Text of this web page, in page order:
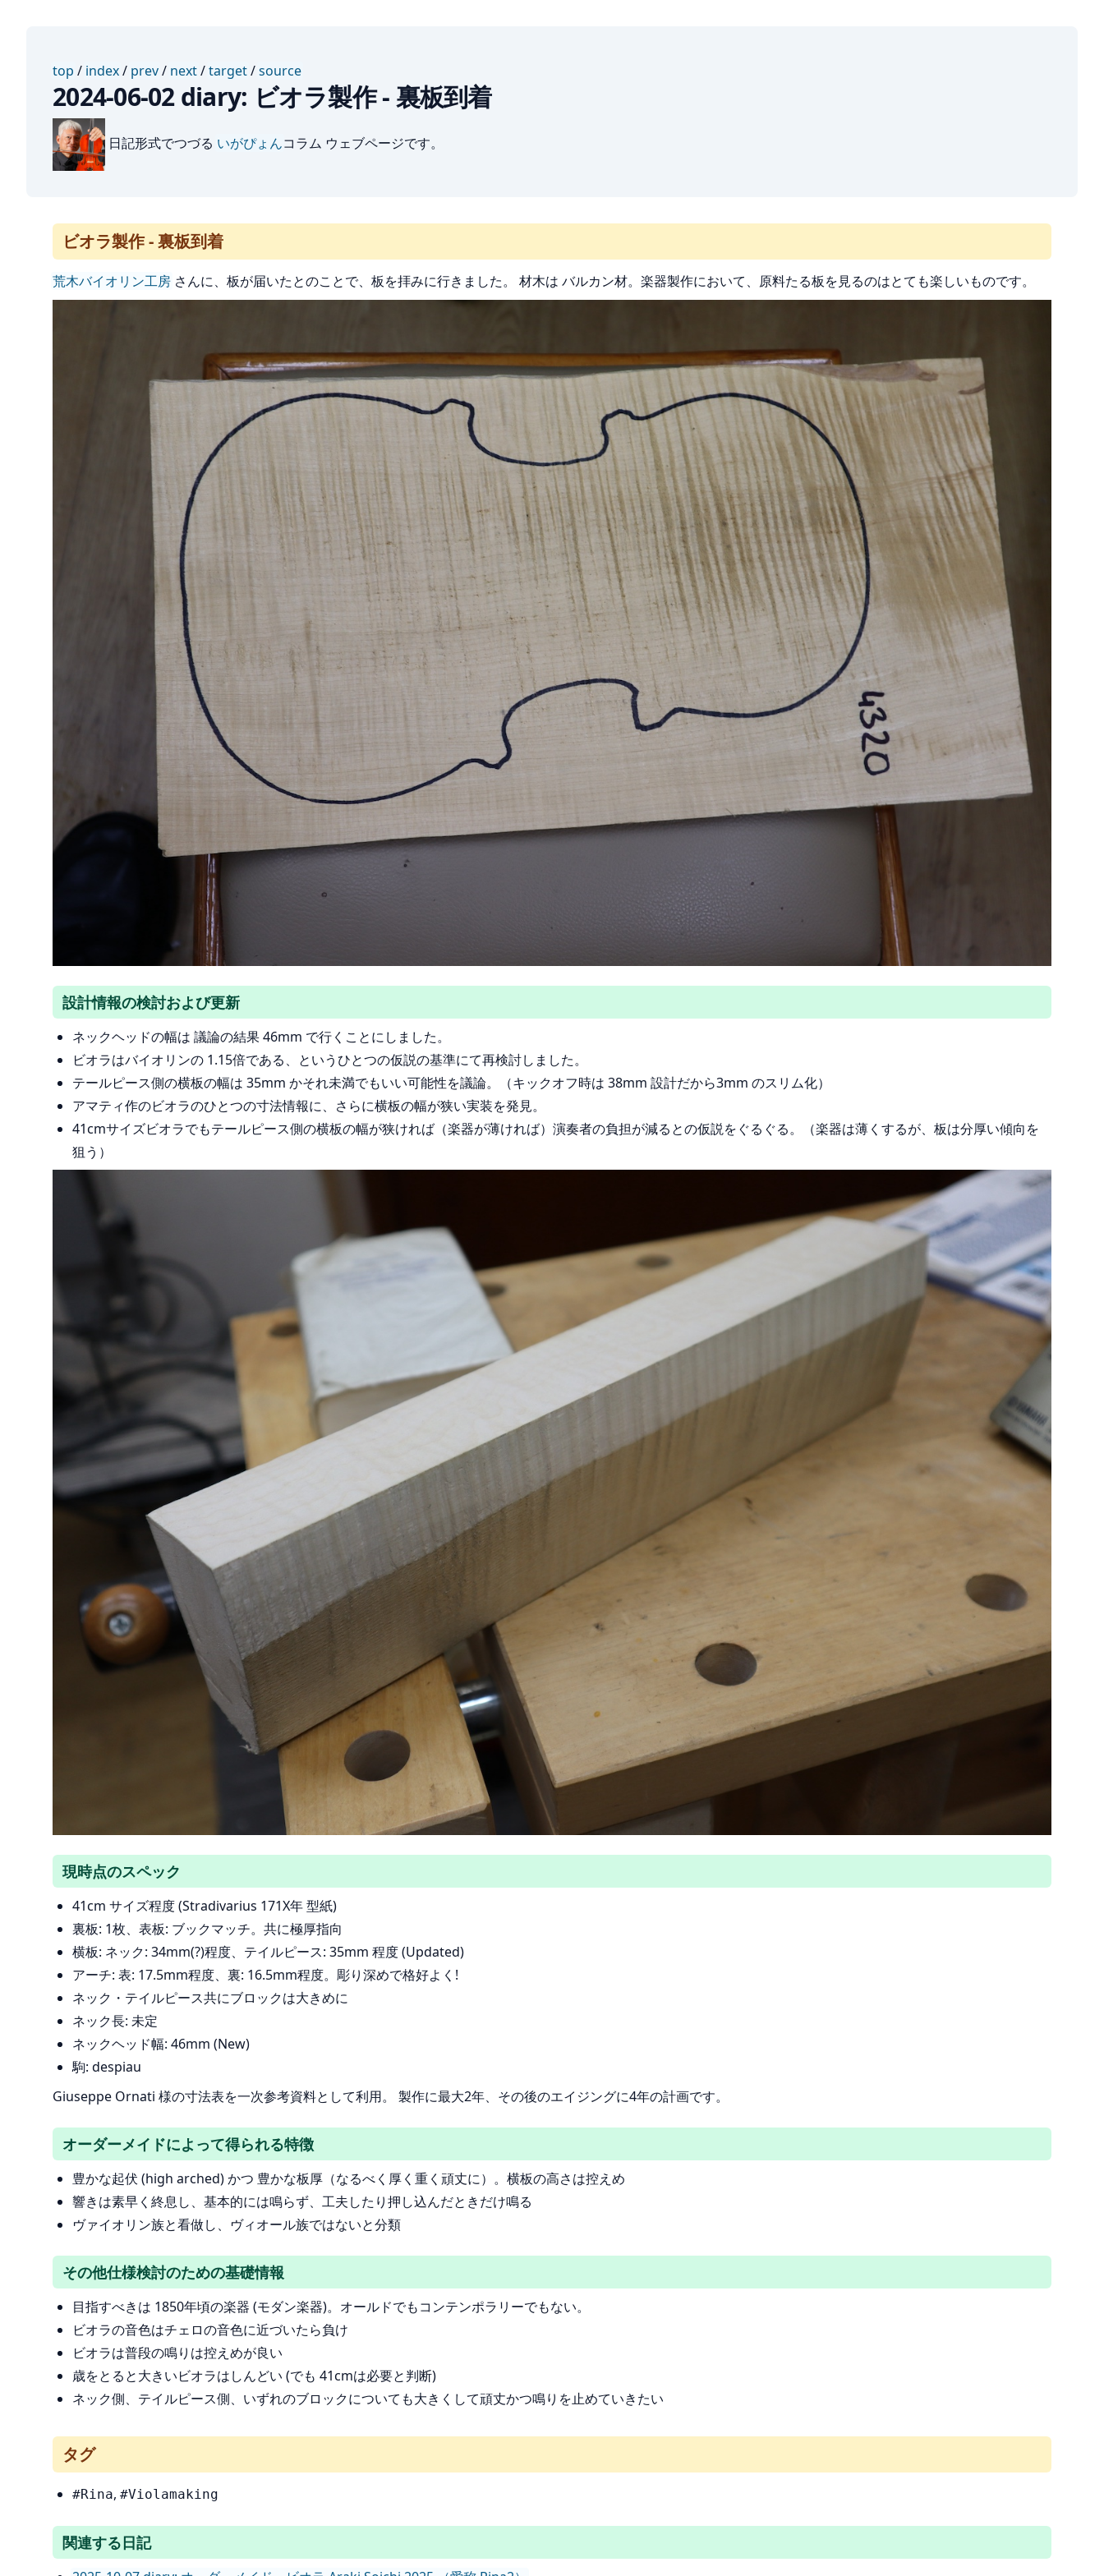
top / index/ prev/ next/target/source
2024-06-02 diary: ビオラ製作 - 裏板到着
日記形式でつづる いがぴょんコラム ウェブページです。
ビオラ製作 - 裏板到着
荒木バイオリン工房 さんに、板が届いたとのことで、板を拝みに行きました。 材木は バルカン材。楽器製作において、原料たる板を見るのはとても楽しいものです。
設計情報の検討および更新
ネックヘッドの幅は 議論の結果 46mm で行くことにしました。
ビオラはバイオリンの 1.15倍である、というひとつの仮説の基準にて再検討しました。
テールピース側の横板の幅は 35mm かそれ未満でもいい可能性を議論。（キックオフ時は 38mm 設計だから3mm のスリム化）
アマティ作のビオラのひとつの寸法情報に、さらに横板の幅が狭い実装を発見。
41cmサイズビオラでもテールピース側の横板の幅が狭ければ（楽器が薄ければ）演奏者の負担が減るとの仮説をぐるぐる。（楽器は薄くするが、板は分厚い傾向を
狙う）
現時点のスペック
41cm サイズ程度 (Stradivarius 171X年 型紙)
裏板: 1枚、表板: ブックマッチ。共に極厚指向
横板: ネック: 34mm(?)程度、テイルピース: 35mm 程度 (Updated)
アーチ: 表: 17.5mm程度、裏: 16.5mm程度。彫り深めで格好よく!
ネック・テイルピース共にブロックは大きめに
ネック長: 未定
ネックヘッド幅: 46mm (New)
駒: despiau
Giuseppe Ornati 様の寸法表を一次参考資料として利用。 製作に最大2年、その後のエイジングに4年の計画です。
オーダーメイドによって得られる特徴
豊かな起伏 (high arched) かつ 豊かな板厚（なるべく厚く重く頑丈に）。横板の高さは控えめ
響きは素早く終息し、基本的には鳴らず、工夫したり押し込んだときだけ鳴る
ヴァイオリン族と看做し、ヴィオール族ではないと分類
その他仕様検討のための基礎情報
目指すべきは 1850年頃の楽器 (モダン楽器)。オールドでもコンテンポラリーでもない。
ビオラの音色はチェロの音色に近づいたら負け
ビオラは普段の鳴りは控えめが良い
歳をとると大きいビオラはしんどい (でも 41cmは必要と判断)
ネック側、テイルピース側、いずれのブロックについても大きくして頑丈かつ鳴りを止めていきたい
タグ
#Rina, #Violamaking
関連する日記